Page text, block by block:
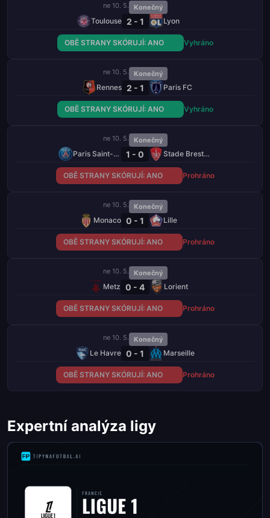
ne 10. 5. Konečný
Toulouse 2 - 1 Lyon
OBĚ STRANY SKÓRUJÍ: ANO Vyhráno
ne 10. 5. Konečný
Rennes 2 - 1 Paris FC
OBĚ STRANY SKÓRUJÍ: ANO Vyhráno
ne 10. 5. Konečný
Paris Saint-Germain 1 - 0 Stade Brestois 29
OBĚ STRANY SKÓRUJÍ: ANO Prohráno
ne 10. 5. Konečný
Monaco 0 - 1 Lille
OBĚ STRANY SKÓRUJÍ: ANO Prohráno
ne 10. 5. Konečný
Metz 0 - 4 Lorient
OBĚ STRANY SKÓRUJÍ: ANO Prohráno
ne 10. 5. Konečný
Le Havre 0 - 1 Marseille
OBĚ STRANY SKÓRUJÍ: ANO Prohráno
Expertní analýza ligy